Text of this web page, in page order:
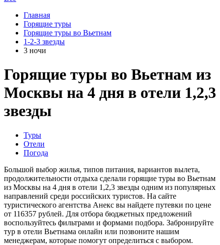
Главная
Горящие туры
Горящие туры во Вьетнам
1-2-3 звезды
3 ночи
Горящие туры во Вьетнам из
Москвы на 4 дня в отели 1,2,3
звезды
Туры
Отели
Погода
Большой выбор жилья, типов питания, вариантов вылета,
продолжительности отдыха сделали горящие туры во Вьетнам
из Москвы на 4 дня в отели 1,2,3 звезды одним из популярных
направлений среди российских туристов. На сайте
туристического агентства Анекс вы найдете путевки по цене
от 116357 рублей. Для отбора бюджетных предложений
воспользуйтесь фильтрами и формами подбора. Забронируйте
тур в отели Вьетнама онлайн или позвоните нашим
менеджерам, которые помогут определиться с выбором.